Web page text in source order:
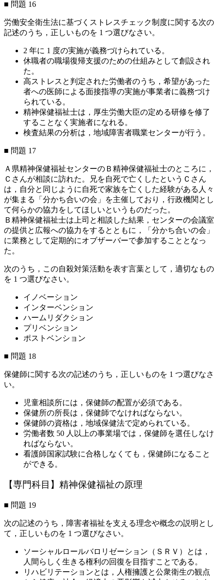
■ 問題 16
労働安全衛生法に基づくストレスチェック制度に関する次の
記述のうち，正しいものを 1 つ選びなさい。
2 年に 1 度の実施が義務づけられている。
休職者の職場復帰支援のための仕組みとして創設され
た。
高ストレスと判定された労働者のうち，希望があった
者への医師による面接指導の実施が事業者に義務づけ
られている。
精神保健福祉士は，厚生労働大臣の定める研修を修了
することなく実施者になれる。
検査結果の分析は，地域障害者職業センターが行う。
■ 問題 17
Ａ県精神保健福祉センターのＢ精神保健福祉士のところに，
Ｃさんが相談に訪れた。兄を自死で亡くしたというＣさん
は，自分と同じように自死で家族を亡くした経験がある人々
が集まる「分かち合いの会」を主催しており，行政機関とし
て何らかの協力をしてほしいというものだった。
Ｂ精神保健福祉士は上司と相談した結果，センターの会議室
の提供と広報への協力をするとともに，「分かち合いの会」
に業務として定期的にオブザーバーで参加することとなっ
た。
次のうち，この自殺対策活動を表す言葉として，適切なもの
を 1 つ選びなさい。
イノベーション
インターベンション
ハームリダクション
プリベンション
ポストベンション
■ 問題 18
保健師に関する次の記述のうち，正しいものを 1 つ選びなさ
い。
児童相談所には，保健師の配置が必須である。
保健所の所長は，保健師でなければならない。
保健師の資格は，地域保健法で定められている。
労働者数 50 人以上の事業場では，保健師を選任しなけ
ればならない。
看護師国家試験に合格しなくても，保健師になること
ができる。
【専門科目】精神保健福祉の原理
■ 問題 19
次の記述のうち，障害者福祉を支える理念や概念の説明とし
て，正しいものを 1 つ選びなさい。
ソーシャルロールバロリゼーション（ＳＲＶ）とは，
人間らしく生きる権利の回復を目指すことである。
リハビリテーションとは，人権擁護と公衆衛生の観点